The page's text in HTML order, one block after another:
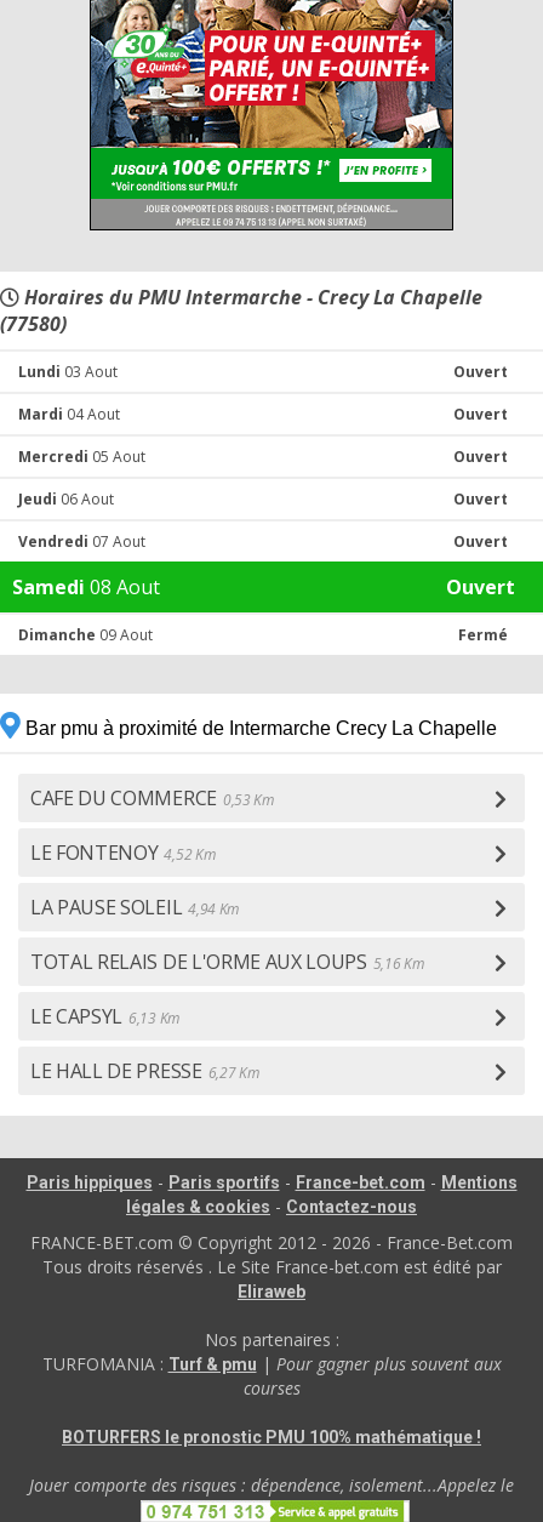
Horaires du PMU Intermarche - Crecy La Chapelle
(77580)
Lundi 03 Aout Ouvert
Mardi 04 Aout Ouvert
Mercredi 05 Aout Ouvert
Jeudi 06 Aout Ouvert
Vendredi 07 Aout Ouvert
Samedi 08 Aout Ouvert
Dimanche 09 Aout Fermé
Bar pmu à proximité de Intermarche Crecy La Chapelle
CAFE DU COMMERCE 0,53 Km
LE FONTENOY 4,52 Km
LA PAUSE SOLEIL 4,94 Km
TOTAL RELAIS DE L'ORME AUX LOUPS 5,16 Km
LE CAPSYL 6,13 Km
LE HALL DE PRESSE 6,27 Km
Paris hippiques - Paris sportifs - France-bet.com - Mentions
légales & cookies - Contactez-nous
FRANCE-BET.com © Copyright 2012 - 2026 - France-Bet.com
Tous droits réservés . Le Site France-bet.com est édité par
Eliraweb
Nos partenaires :
TURFOMANIA : Turf & pmu | Pour gagner plus souvent aux
courses
BOTURFERS le pronostic PMU 100% mathématique !
Jouer comporte des risques : dépendence, isolement...Appelez le